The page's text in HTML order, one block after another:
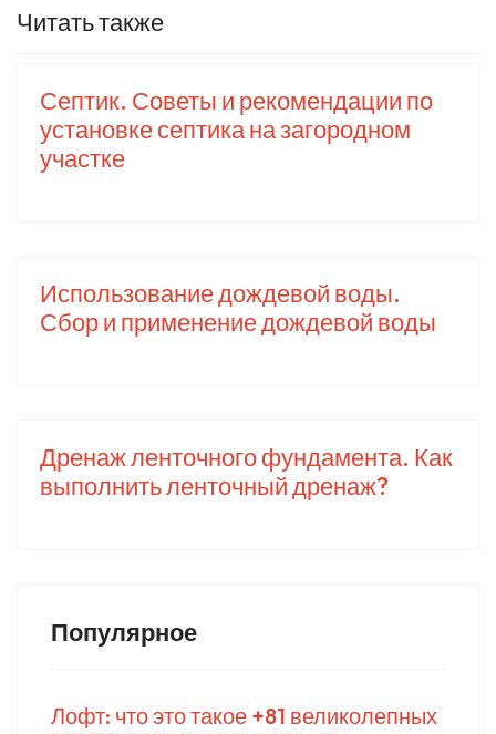
Читать также
Септик. Советы и рекомендации по
установке септика на загородном
участке
Использование дождевой воды.
Сбор и применение дождевой воды
Дренаж ленточного фундамента. Как
выполнить ленточный дренаж?
Популярное
Лофт: что это такое +81 великолепных